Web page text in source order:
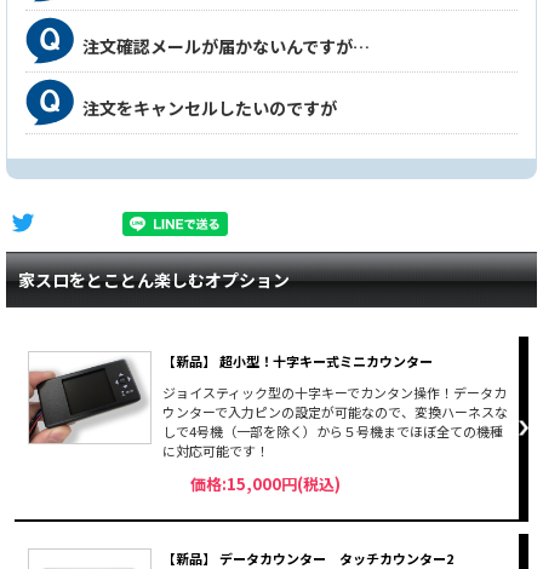
注文確認メールが届かないんですが…
注文をキャンセルしたいのですが
家スロをとことん楽しむオプション
【新品】 超小型！十字キー式ミニカウンター
ジョイスティック型の十字キーでカンタン操作！データカ
ウンターで入力ピンの設定が可能なので、変換ハーネスな
しで4号機（一部を除く）から５号機までほぼ全ての機種
に対応可能です！
価格:15,000円(税込)
【新品】 データカウンター タッチカウンター2